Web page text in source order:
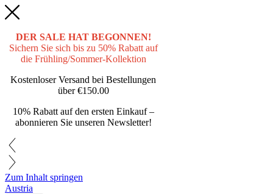
DER SALE HAT BEGONNEN!
Sichern Sie sich bis zu 50% Rabatt auf
die Frühling/Sommer-Kollektion
Kostenloser Versand bei Bestellungen
über€150.00
10% Rabatt auf den ersten Einkauf –
abonnieren Sie unseren Newsletter!
Zum Inhalt springen
Austria